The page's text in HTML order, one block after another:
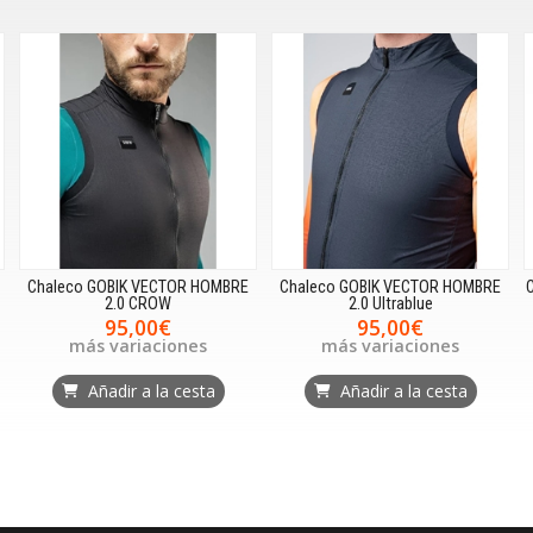
Chaleco GOBIK VECTOR HOMBRE
2.0 Ultrablue
95,00€
más variaciones
Añadir a la cesta
Chaleco GOBIK VECTOR MUJER 2.0
Athena
95,00€
más variaciones
Añadir a la cesta